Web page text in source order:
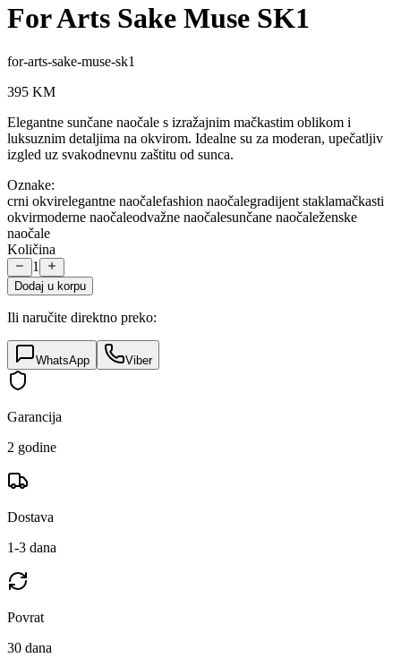
For Arts Sake Muse SK1
for-arts-sake-muse-sk1
395 KM
Elegantne sunčane naočale s izražajnim mačkastim oblikom i
luksuznim detaljima na okvirom. Idealne su za moderan, upečatljiv
izgled uz svakodnevnu zaštitu od sunca.
Oznake:
crni okvirelegantne naočalefashion naočalegradijent staklamačkasti
okvirmoderne naočaleodvažne naočalesunčane naočaleženske
naočale
Količina
1
Dodaj u korpu
Ili naručite direktno preko:
WhatsApp Viber
Garancija
2 godine
Dostava
1-3 dana
Povrat
30 dana